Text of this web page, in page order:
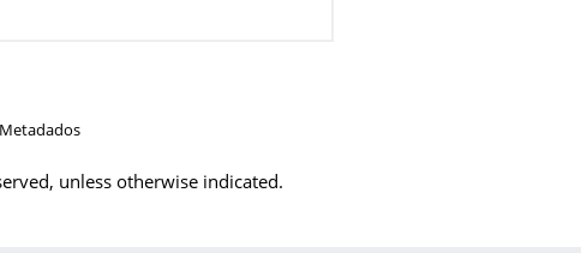
unless otherwise indicated.